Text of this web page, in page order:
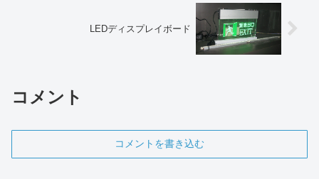
LEDディスプレイボード
コメント
コメントを書き込む